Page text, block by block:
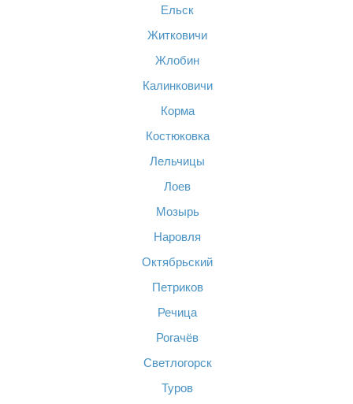
Ельск
Житковичи
Жлобин
Калинковичи
Корма
Костюковка
Лельчицы
Лоев
Мозырь
Наровля
Октябрьский
Петриков
Речица
Рогачёв
Светлогорск
Туров